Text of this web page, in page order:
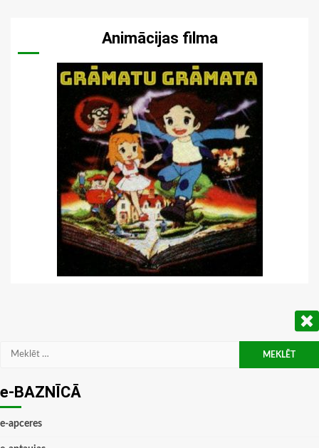
Animācijas filma
Meklēt:
e-BAZNĪCĀ
e-apceres